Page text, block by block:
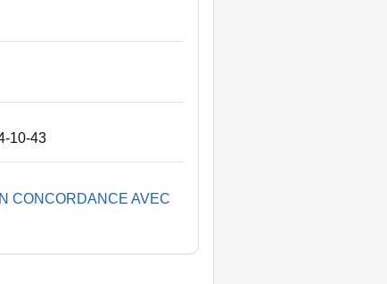
10-43
CONCORDANCE AVEC